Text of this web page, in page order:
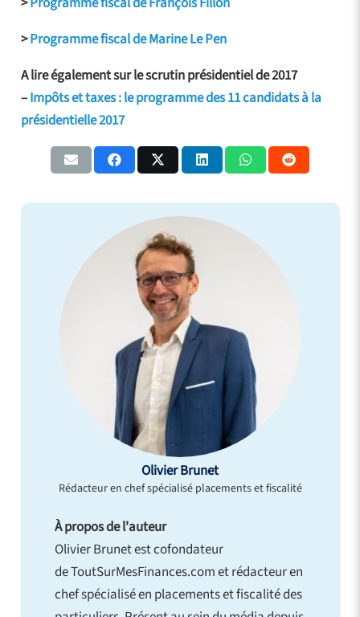
>Programme fiscal de Marine Le Pen
A lire également sur le scrutin présidentiel de 2017
–Impôts et taxes : le programme des 11 candidats à la
présidentielle 2017
Olivier Brunet
Rédacteur en chef spécialisé placements et fiscalité
À propos de l'auteur
Olivier Brunet est cofondateur
de ToutSurMesFinances.com et rédacteur en
chef spécialisé en placements et fiscalité des